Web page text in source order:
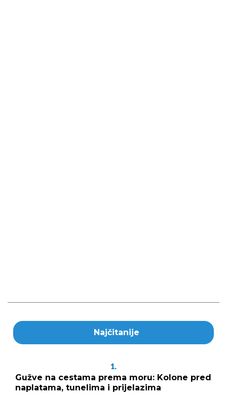
Najčitanije
1.
Gužve na cestama prema moru: Kolone pred
naplatama, tunelima i prijelazima